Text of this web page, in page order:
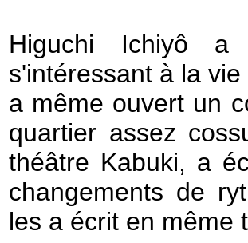
Higuchi Ichiyô
s'intéressant à la
a même ouvert un
quartier assez
théâtre Kabuki, a
changements de
les a écrit en même